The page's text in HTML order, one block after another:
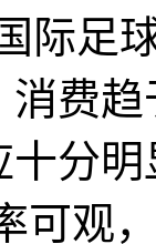
足球
费
分
可观